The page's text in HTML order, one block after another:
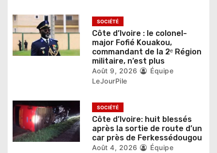
t
i
c
SOCIÉTÉ
Côte d’Ivoire : le colonel-
major Fofié Kouakou,
commandant de la 2ᵉ Région
militaire, n’est plus
Août 9, 2026
Équipe
LeJourPile
SOCIÉTÉ
Côte d’Ivoire: huit blessés
après la sortie de route d’un
car près de Ferkessédougou
Août 4, 2026
Équipe